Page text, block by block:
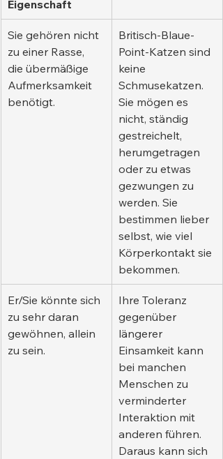
Eigenschaft
Sie gehören nicht
zu einer Rasse,
die übermäßige
Aufmerksamkeit
benötigt.
Britisch-Blaue-
Point-Katzen sind
keine
Schmusekatzen.
Sie mögen es
nicht, ständig
gestreichelt,
herumgetragen
oder zu etwas
gezwungen zu
werden. Sie
bestimmen lieber
selbst, wie viel
Körperkontakt sie
bekommen.
Er/Sie könnte sich
zu sehr daran
gewöhnen, allein
zu sein.
Ihre Toleranz
gegenüber
längerer
Einsamkeit kann
bei manchen
Menschen zu
verminderter
Interaktion mit
anderen führen.
Daraus kann sich